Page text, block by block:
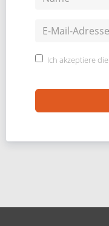
Ich akzeptiere die